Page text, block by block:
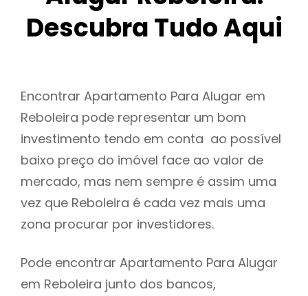
Descubra Tudo Aqui
Encontrar Apartamento Para Alugar em
Reboleira pode representar um bom
investimento tendo em conta ao possível
baixo preço do imóvel face ao valor de
mercado, mas nem sempre é assim uma
vez que Reboleira é cada vez mais uma
zona procurar por investidores.
Pode encontrar Apartamento Para Alugar
em Reboleira junto dos bancos,